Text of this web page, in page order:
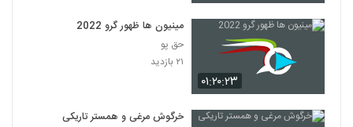
۰۱:۲۰:۲۳
مینیون ها ظهور گرو 2022
حق پو
۲۱ بازدید
خرگوش مرغی و همستر تاریکی